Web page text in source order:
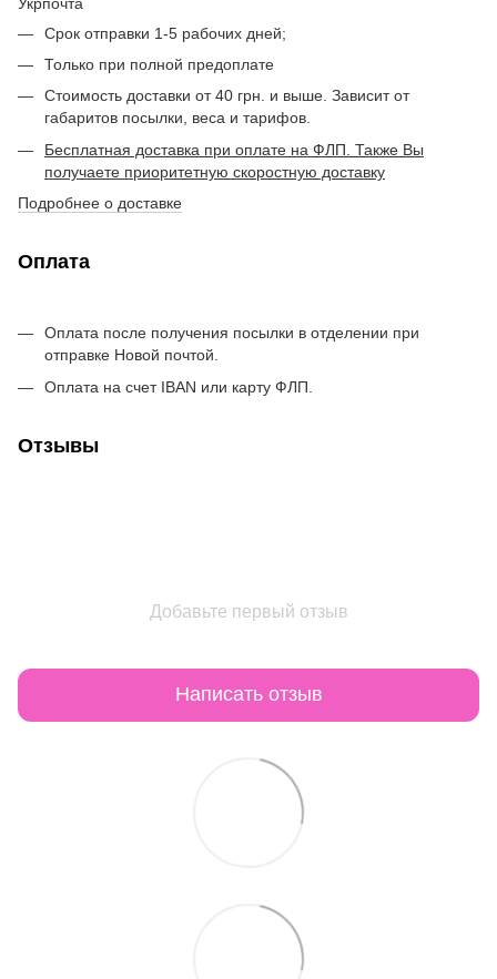
Срок отправки 1-5 рабочих дней;
Только при полной предоплате
Стоимость доставки от 40 грн. и выше. Зависит от
габаритов посылки, веса и тарифов.
Бесплатная доставка при оплате на ФЛП. Также Вы
получаете приоритетную скоростную доставку
Подробнее о доставке
Оплата
Оплата после получения посылки в отделении при
отправке Новой почтой.
Оплата на счет IBAN или карту ФЛП.
Отзывы
Добавьте первый отзыв
Написать отзыв